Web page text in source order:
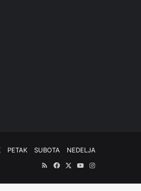
PETAK SUBOTA
NEDELJA
RSSFacebook
X YouTubeInstagram